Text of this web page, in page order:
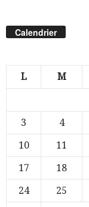
Calendrier
L M
3
4
10
11
17
18
24
25